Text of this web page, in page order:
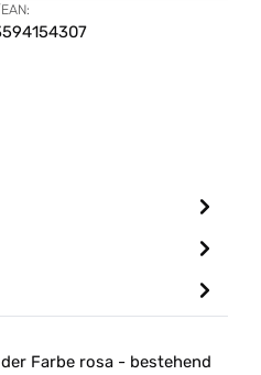
Farbe rosa - bestehend